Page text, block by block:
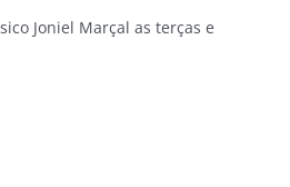
Joniel Marçal as terças e